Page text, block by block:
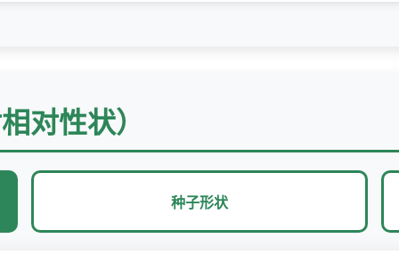
对性状）
种子形状